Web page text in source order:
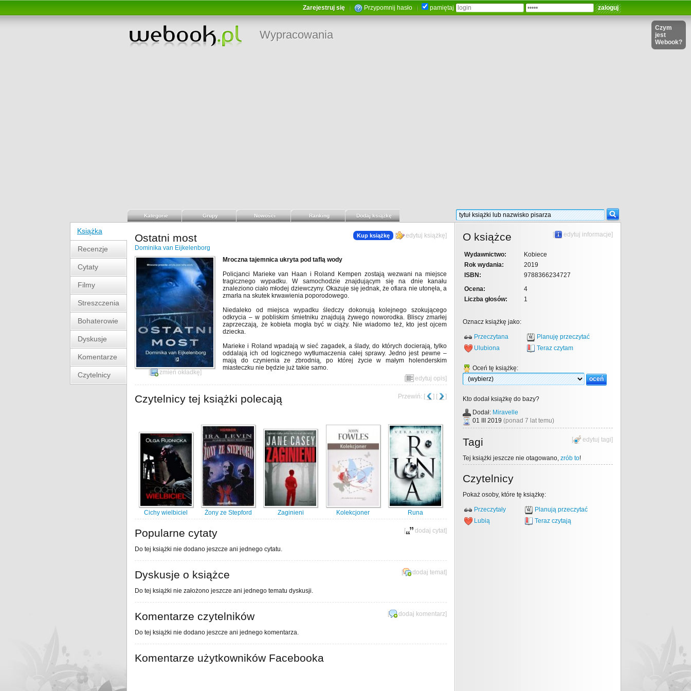
Zarejestruj się Przypomnij hasło pamiętaj
Wypracowania
Czym
jest
Webook?
Kategorie Grupy Nowości Ranking Dodaj książkę
Książka
Recenzje
Cytaty
Filmy
Streszczenia
Bohaterowie
Dyskusje
Komentarze
Czytelnicy
Kup książkę [ edytuj książkę]
Ostatni most
Dominika van Eijkelenborg
[ zmień okładkę]
Mroczna tajemnica ukryta pod taflą wody
Policjanci Marieke van Haan i Roland Kempen zostają wezwani na miejsce
tragicznego wypadku. W samochodzie znajdującym się na dnie kanału
znaleziono ciało młodej dziewczyny. Okazuje się jednak, że ofiara nie utonęła, a
zmarła na skutek krwawienia poporodowego.
Niedaleko od miejsca wypadku śledczy dokonują kolejnego szokującego
odkrycia – w pobliskim śmietniku znajdują żywego noworodka. Bliscy zmarłej
zaprzeczają, że kobieta mogła być w ciąży. Nie wiadomo też, kto jest ojcem
dziecka.
Marieke i Roland wpadają w sieć zagadek, a ślady, do których docierają, tylko
oddalają ich od logicznego wytłumaczenia całej sprawy. Jedno jest pewne –
mają do czynienia ze zbrodnią, po której życie w małym holenderskim
miasteczku nie będzie już takie samo.
[
edytuj opis]
Przewiń: [ ] [ ]
Czytelnicy tej książki polecają
Cichy wielbiciel Żony ze Stepford Zaginieni Kolekcjoner Runa
[ dodaj cytat]
Popularne cytaty
Do tej książki nie dodano jeszcze ani jednego cytatu.
[ dodaj temat]
Dyskusje o książce
Do tej książki nie założono jeszcze ani jednego tematu dyskusji.
[ dodaj komentarz]
Komentarze czytelników
Do tej książki nie dodano jeszcze ani jednego komentarza.
Komentarze użytkowników Facebooka
[ edytuj informacje]
O książce
Wydawnictwo:
Kobiece
Rok wydania:
2019
ISBN:
9788366234727
Ocena:
4
Liczba głosów:
1
Oznacz książkę jako:
Przeczytana
Planuję przeczytać
Ulubiona
Teraz czytam
Oceń tę książkę:
Kto dodał książkę do bazy?
Dodał: Miravelle
01 III 2019 (ponad 7 lat temu)
[ edytuj tagi]
Tagi
Tej książki jeszcze nie otagowano, zrób to!
Czytelnicy
Pokaż osoby, które tę książkę:
Przeczytały
Planują przeczytać
Lubią
Teraz czytają